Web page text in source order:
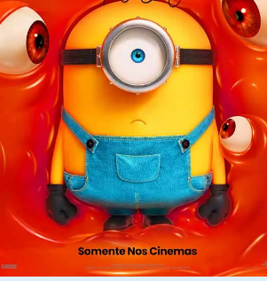
Sex - 07/08
Sala 1 14:20